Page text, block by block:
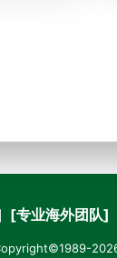
[专业海外团队]